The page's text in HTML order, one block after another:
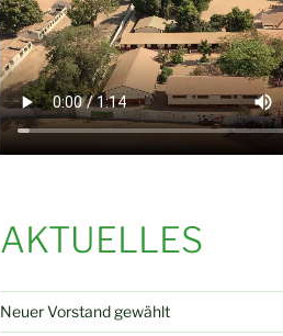
AKTUELLES
Neuer Vorstand gewählt